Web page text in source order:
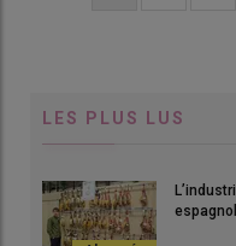
LES PLUS LUS
espagnol